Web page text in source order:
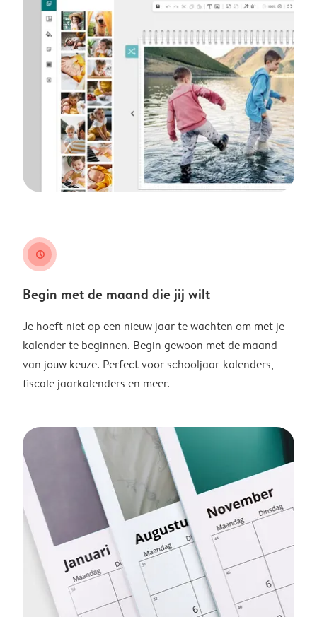
clock
Begin met de maand die jij wilt
Je hoeft niet op een nieuw jaar te wachten om met je
kalender te beginnen. Begin gewoon met de maand
van jouw keuze. Perfect voor schooljaar-kalenders,
fiscale jaarkalenders en meer.